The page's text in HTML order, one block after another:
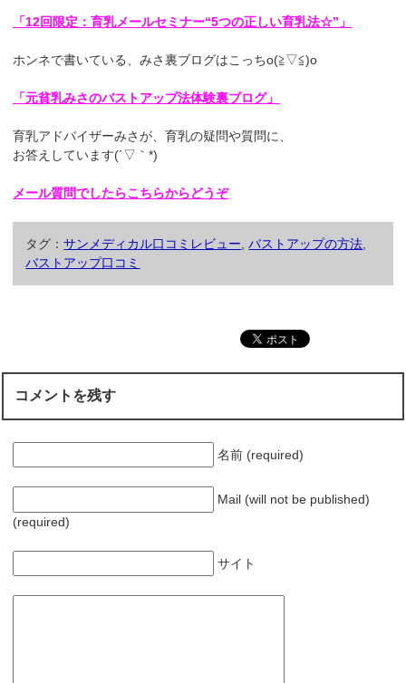
「12回限定：育乳メールセミナー“5つの正しい育乳法☆”」
ホンネで書いている、みさ裏ブログはこっちo(≧▽≦)o
「元貧乳みさのバストアップ法体験裏ブログ」
育乳アドバイザーみさが、育乳の疑問や質問に、
お答えしています(´▽｀*)
メール質問でしたらこちらからどうぞ
タグ：サンメディカル口コミレビュー ,バストアップの方法
バストアップ口コミ
コメントを残す
名前 (required)
Mail (will not be published)
(required)
サイト